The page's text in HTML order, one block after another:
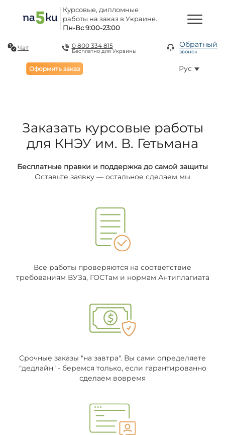
Курсовые, дипломные
работы на заказ в Украине.
Пн-Вс 9:00-23:00
Чат 0 800 334 815
Бесплатно для Украины
Обратный
звонок
Оформить заказ Рус
Заказать курсовые работы
для КНЭУ им. В. Гетьмана
Бесплатные правки и поддержка до самой защиты
Оставьте заявку — остальное сделаем мы
Все работы проверяются на соответствие
требованиям ВУЗа, ГОСТам и нормам Антиплагиата
Срочные заказы "на завтра". Вы сами определяете
"дедлайн" - беремся только, если гарантированно
сделаем вовремя